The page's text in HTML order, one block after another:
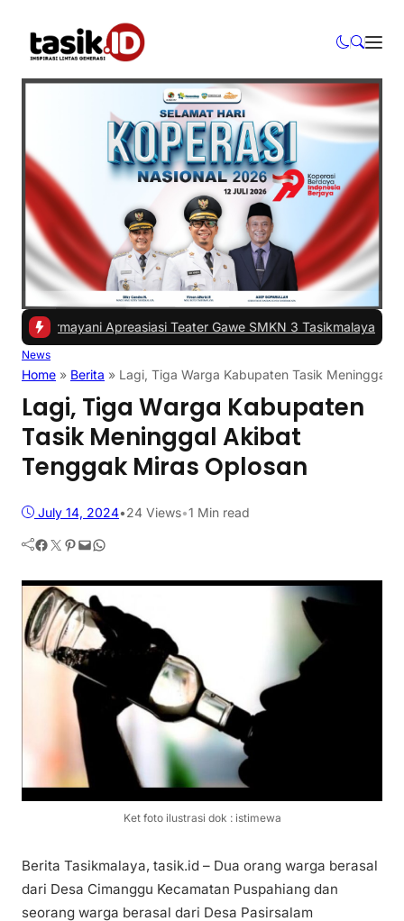
Apreasiasi Teater Gawe SMKN 3 Tasikmalaya Tampil di
News
Home » Berita » Lagi, Tiga Warga Kabupaten Tasik Meninggal
Lagi, Tiga Warga Kabupaten
Tasik Meninggal Akibat
Tenggak Miras Oplosan
July 14, 2024•24 Views•1 Min read
Facebook Twitter Pinterest Mail WhatsApp
Ket foto ilustrasi dok : istimewa
Berita Tasikmalaya, tasik.id – Dua orang warga berasal
dari Desa Cimanggu Kecamatan Puspahiang dan
seorang warga berasal dari Desa Pasirsalam